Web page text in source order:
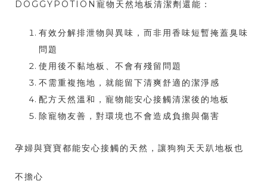
DOGGYPOTION寵物天然地板清潔劑還能：
有效分解排泄物與異味，而非用香味短暫掩蓋臭味
問題
使用後不黏地板、不會有殘留問題
不需重複拖地，就能留下清爽舒適的潔淨感
配方天然溫和，寵物能安心接觸清潔後的地板
除寵物友善，對環境也不會造成負擔與傷害
孕婦與寶寶都能安心接觸的天然，讓狗狗天天趴地板也
不擔心